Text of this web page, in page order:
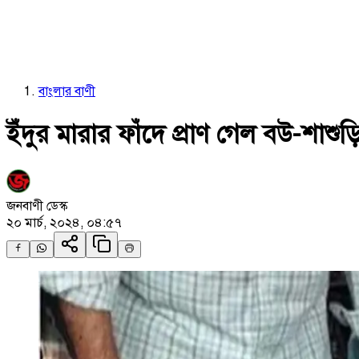
বাংলার বাণী
ইঁদুর মারার ফাঁদে প্রাণ গেল বউ-
জনবাণী ডেস্ক
২০ মার্চ, ২০২৪, ০৪:৫৭